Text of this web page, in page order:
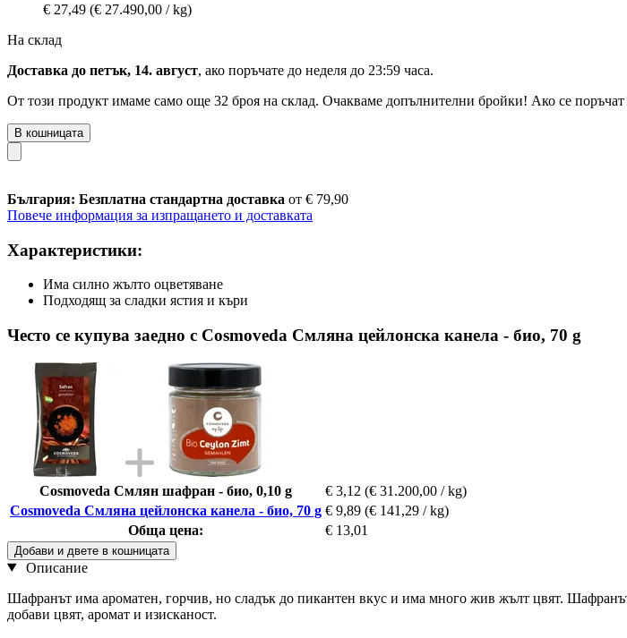
€ 27,49 (€ 27.490,00 / kg)
На склад
Доставка до петък, 14. август, ако поръчате до неделя до 23:59 часа.
От този продукт имаме само още 32 броя на склад. Очакваме допълнителни бройки! Ако се поръчат
В кошницата
България: Безплатна стандартна доставка от € 79,90
Повече информация за изпращането и доставката
Характеристики:
Има силно жълто оцветяване
Подходящ за сладки ястия и къри
Често се купува заедно с Cosmoveda Смляна цейлонска канела - био, 70 g
Cosmoveda Смлян шафран - био, 0,10 g € 3,12 (€ 31.200,00 / kg)
Cosmoveda Смляна цейлонска канела - био, 70 g € 9,89 (€ 141,29 / kg)
Обща цена:
€ 13,01
Добави и двете в кошницата
Описание
Шафранът има ароматен, горчив, но сладък до пикантен вкус и има много жив жълт цвят. Шафранът
добави цвят, аромат и изисканост.